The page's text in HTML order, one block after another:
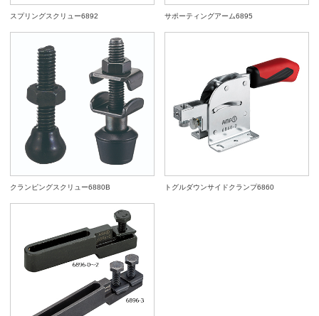
スプリングスクリュー6892 サポーティングアーム6895
クランピングスクリュー6880B トグルダウンサイドクランプ6860